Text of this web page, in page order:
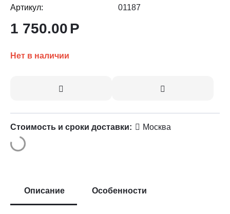
Артикул:
01187
1 750.00Р
Нет в наличии
Стоимость и сроки доставки: Москва
Описание Особенности